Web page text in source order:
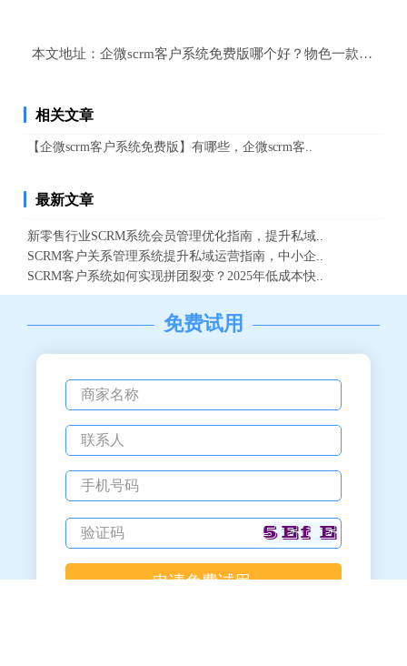
本文地址： 企微scrm客户系统免费版哪个好？物色一款提速显
相关文章
【企微scrm客户系统免费版】有哪些，企微scrm客..
最新文章
新零售行业SCRM系统会员管理优化指南，提升私域..
SCRM客户关系管理系统提升私域运营指南，中小企..
SCRM客户系统如何实现拼团裂变？2025年低成本快..
免费试用